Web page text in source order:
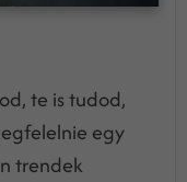
te is tudod,
egy
trendek